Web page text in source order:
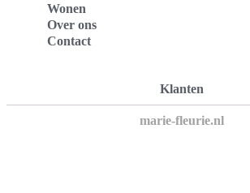
Wonen
Over ons
Contact
Klanten
marie-fleurie.nl